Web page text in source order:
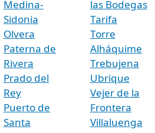
Medina-
Sidonia
Olvera
Paterna de
Rivera
Prado del
Rey
Puerto de
Santa
las Bodegas
Tarifa
Torre
Alháquime
Trebujena
Ubrique
Vejer de la
Frontera
Villaluenga